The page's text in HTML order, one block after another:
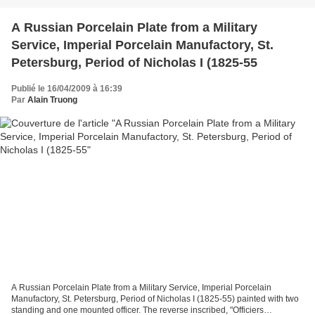
A Russian Porcelain Plate from a Military
Service, Imperial Porcelain Manufactory, St.
Petersburg, Period of Nicholas I (1825-55
Publié le 16/04/2009 à 16:39
Par Alain Truong
A Russian Porcelain Plate from a Military Service, Imperial Porcelain
Manufactory, St. Petersburg, Period of Nicholas I (1825-55) painted with two
standing and one mounted officer. The reverse inscribed, "Officiers